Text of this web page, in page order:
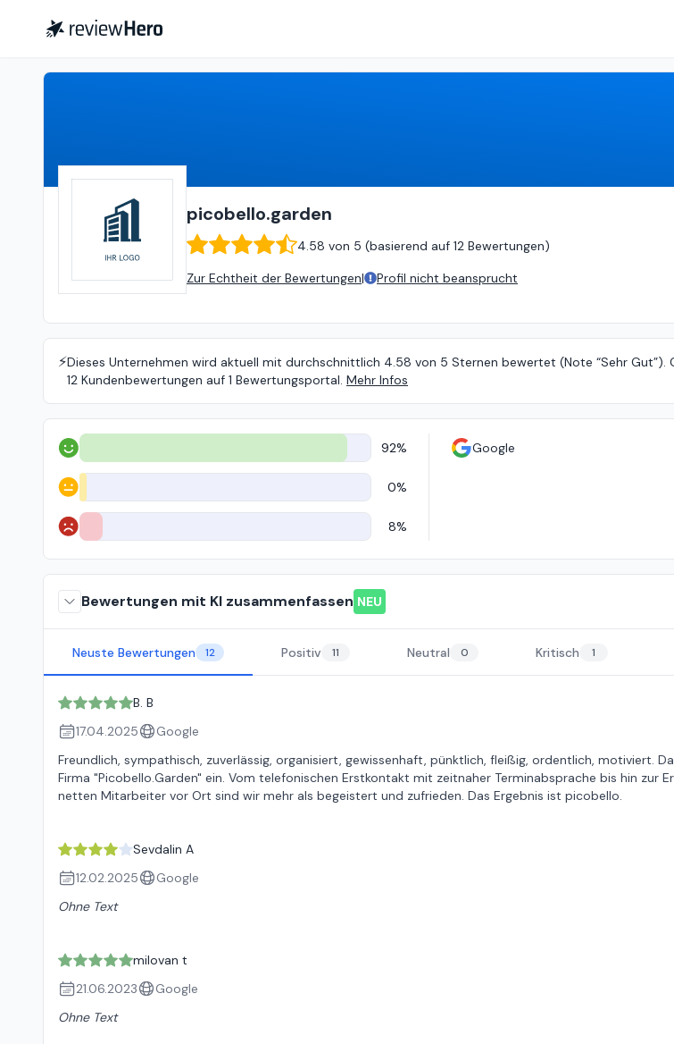
picobello.garden
4.58 von 5 (basierend auf 12 Bewertungen)
Zur Echtheit der Bewertungen| Profil nicht beansprucht
⚡️Dieses Unternehmen wird aktuell mit durchschnittlich 4.58 von 5 Sternen bewertet (Note “Sehr Gut”).
12 Kundenbewertungen auf 1 Bewertungsportal. Mehr Infos
Positiv 92%
Neutral 0%
Negativ 8%
Google
Bewertungen mit KI zusammenfassen NEU
Neuste Bewertungen 12 Positiv 11 Neutral 0 Kritisch 1
B. B
17.04.2025
Google
Freundlich, sympathisch, zuverlässig, organisiert, gewissenhaft, pünktlich, fleißig, ordentlich, motiviert.
Firma "Picobello.Garden" ein. Vom telefonischen Erstkontakt mit zeitnaher Terminabsprache bis hin zur
netten Mitarbeiter vor Ort sind wir mehr als begeistert und zufrieden. Das Ergebnis ist picobello.
Sevdalin A
12.02.2025
Google
Ohne Text
milovan t
21.06.2023
Google
Ohne Text